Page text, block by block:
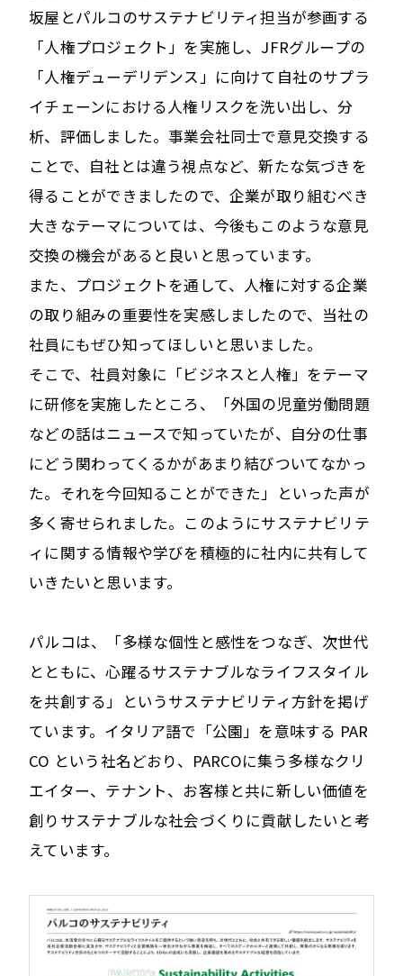
坂屋とパルコのサステナビリティ担当が参画する
「人権プロジェクト」を実施し、JFRグループの
「人権デューデリデンス」に向けて自社のサプラ
イチェーンにおける人権リスクを洗い出し、分
析、評価しました。事業会社同士で意見交換する
ことで、自社とは違う視点など、新たな気づきを
得ることができましたので、企業が取り組むべき
大きなテーマについては、今後もこのような意見
交換の機会があると良いと思っています。
また、プロジェクトを通して、人権に対する企業
の取り組みの重要性を実感しましたので、当社の
社員にもぜひ知ってほしいと思いました。
そこで、社員対象に「ビジネスと人権」をテーマ
に研修を実施したところ、「外国の児童労働問題
などの話はニュースで知っていたが、自分の仕事
にどう関わってくるかがあまり結びついてなかっ
た。それを今回知ることができた」といった声が
多く寄せられました。このようにサステナビリテ
ィに関する情報や学びを積極的に社内に共有して
いきたいと思います。
パルコは、「多様な個性と感性をつなぎ、次世代
とともに、心躍るサステナブルなライフスタイル
を共創する」というサステナビリティ方針を掲げ
ています。イタリア語で「公園」を意味する PAR
CO という社名どおり、PARCOに集う多様なクリ
エイター、テナント、お客様と共に新しい価値を
創りサステナブルな社会づくりに貢献したいと考
えています。